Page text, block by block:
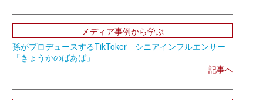
メディア事例から学ぶ
孫がプロデュースするTikToker シニアインフルエンサー
「きょうかのばあば」
記事へ